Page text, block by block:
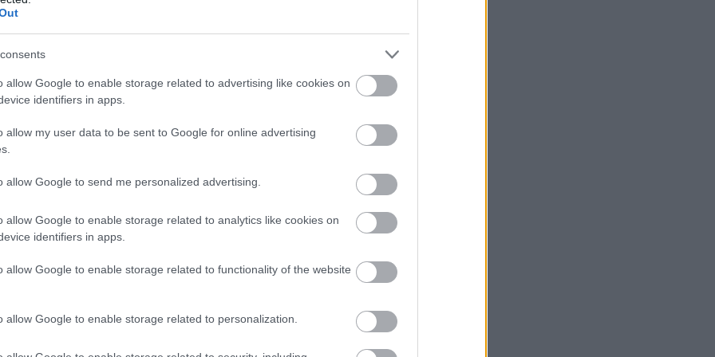
allow Google to enable storage related to advertising like cookies on
identifiers in apps.
allow my user data to be sent to Google for online advertising
allow Google to send me personalized advertising.
allow Google to enable storage related to analytics like cookies on
identifiers in apps.
allow Google to enable storage related to functionality of the website
allow Google to enable storage related to personalization.
dzemdēt un audzināt mazuli vienai ir
bērna tēvs mazuli atzīst un kaut kādā mērā ir
no šīm rūpēm, jo pāra attiecības ir mainīgs
jo bērniņam jūs vienmēr būsiet tētis
var radīt tevī pretrunīgas jūtas
tevi sajust un izvērtēt, kas no viņa rūpēm
tev) vajadzīgs un kas tev šķiet pār mēru.